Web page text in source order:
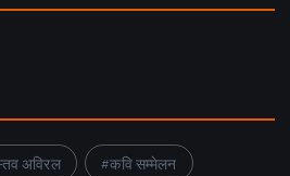
अविरल
कवि सम्मेलन